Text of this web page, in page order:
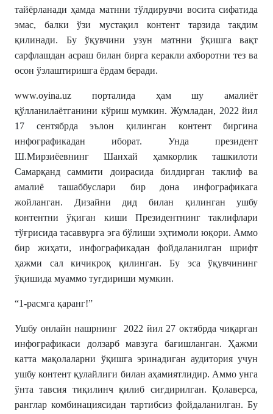
тайёрланади ҳамда матнни тўлдирувчи восита сифатида
эмас, балки ўзи мустақил контент тарзида тақдим
қилинади. Бу ўқувчини узун матнни ўқишга вақт
сарфлашдан асраш билан бирга керакли ахборотни тез ва
осон ўзлаштиришга ёрдам беради.
www.oyina.uz порталида ҳам шу амалиёт
қўлланилаётганини кўриш мумкин. Жумладан, 2022 йил
17 сентябрда эълон қилинган контент биргина
инфографикадан иборат. Унда президент
Ш.Мирзиёевнинг Шанхай ҳамкорлик ташкилоти
Самарқанд саммити доирасида билдирган таклиф ва
амалиё ташаббуслари бир дона инфографикага
жойланган. Дизайни дид билан қилинган ушбу
контентни ўқиган киши Президентнинг таклифлари
тўғрисида тасаввурга эга бўлиши эҳтимоли юқори. Аммо
бир жиҳати, инфографикадан фойдаланилган шрифт
ҳажми сал кичикроқ қилинган. Бу эса ўқувчининг
ўқишида муаммо туғдириши мумкин.
“1-расмга қаранг!”
Ушбу онлайн нашрнинг 2022 йил 27 октябрда чиқарган
инфографикаси долзарб мавзуга бағишланган. Ҳажми
катта мақолаларни ўқишга эринадиган аудитория учун
ушбу контент қулайлиги билан аҳамиятлидир. Аммо унга
ўнта тавсия тиқилинч қилиб сиғдирилган. Қолаверса,
ранглар комбинациясидан тартибсиз фойдаланилган. Бу